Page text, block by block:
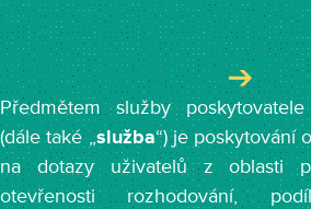
Předmětem služby
(dále také „služba“) je poskytování
na dotazy uživatelů z oblasti
otevřenosti rozhodování,